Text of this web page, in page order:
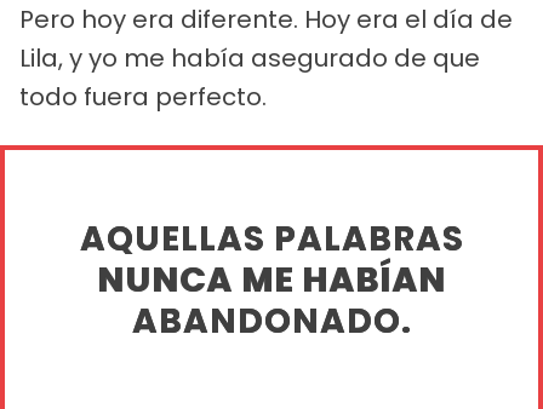
Pero hoy era diferente. Hoy era el día de
Lila, y yo me había asegurado de que
todo fuera perfecto.
AQUELLAS PALABRAS
NUNCA ME HABÍAN
ABANDONADO.